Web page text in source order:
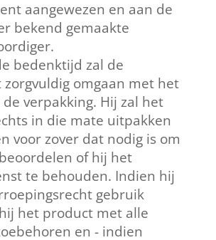
aangewezen en aan de
bekend gemaakte
bedenktijd zal de
zorgvuldig omgaan met het
verpakking. Hij zal het
in die mate uitpakken
voor zover dat nodig is om
of hij het
te behouden. Indien hij
gebruik
het product met alle
en - indien